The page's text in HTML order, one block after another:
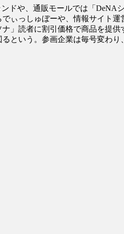
ドや、通販モールでは「DeNA
ぃっしゅぼーや、情報サイト
」読者に割引価格で商品を提供
という。参画企業は毎号変わ